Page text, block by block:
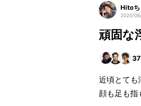
Hitoち
2020/
頑固な
37
近頃とても
顔も足も指